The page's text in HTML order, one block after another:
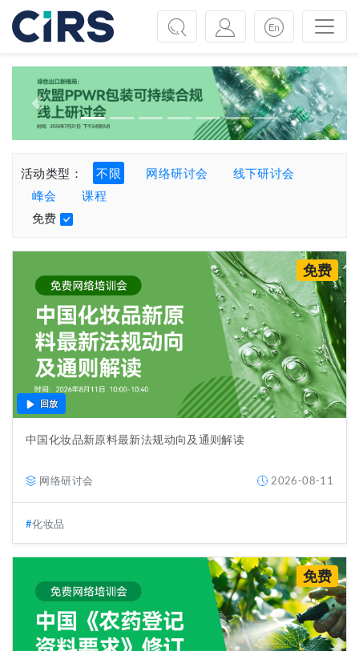
Previous Next
活动类型： 不限 网络研讨会
线下研讨会
峰会
课程
免费
回放
免费
中国化妆品新原料最新法规动向及通则解读
网络研讨会 2026-08-11
化妆品
免费